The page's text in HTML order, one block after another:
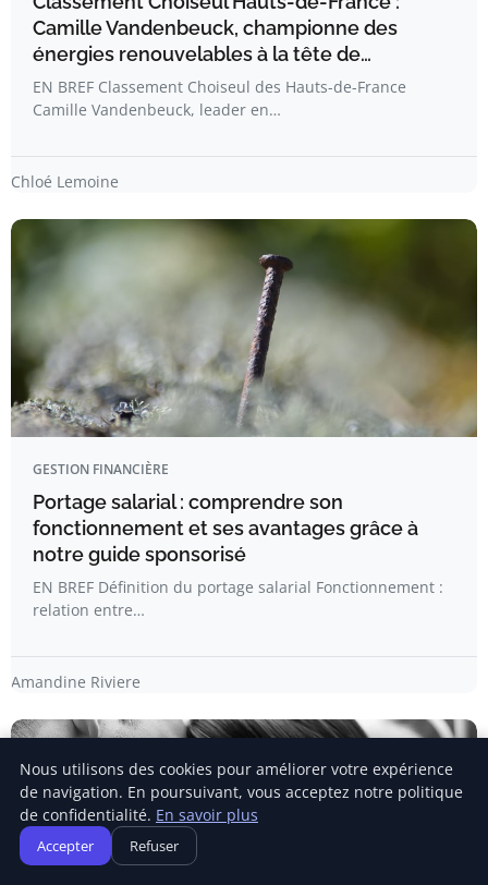
Camille Vandenbeuck, championne des
énergies renouvelables à la tête de…
EN BREF Classement Choiseul des Hauts-de-France
Camille Vandenbeuck, leader en…
Chloé Lemoine
GESTION FINANCIÈRE
Portage salarial : comprendre son
fonctionnement et ses avantages grâce à
notre guide sponsorisé
EN BREF Définition du portage salarial Fonctionnement :
relation entre…
Amandine Riviere
Nous utilisons des cookies pour améliorer votre expérience
de navigation. En poursuivant, vous acceptez notre politique
de confidentialité. En savoir plus
Accepter Refuser